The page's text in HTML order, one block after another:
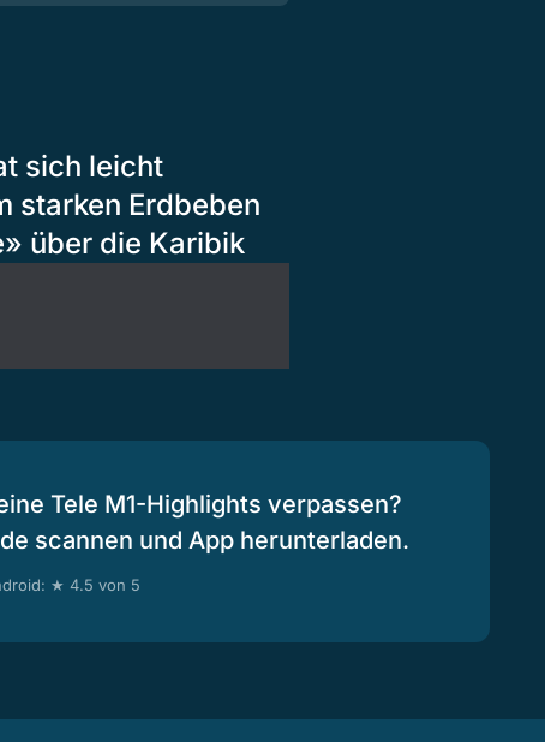
sich leicht
starken Erdbeben
über die Karibik
Tele M1-Highlights verpassen?
scannen und App herunterladen.
★ 4.5 von 5